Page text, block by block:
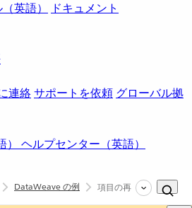
英語）
ドキュメント
連絡サポートを依頼 グローバル拠
ヘルプセンター（英語）
DataWeave の例 項目の再グループ化